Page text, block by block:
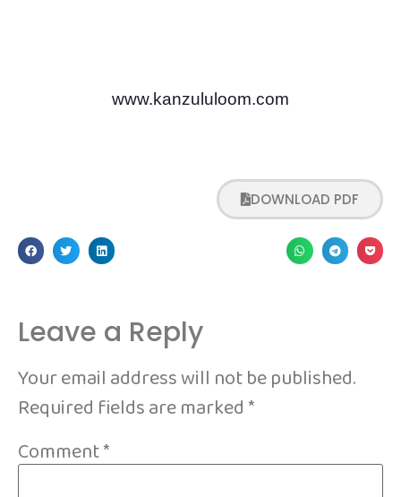
www.kanzululoom.com
DOWNLOAD PDF
Leave a Reply
Your email address will not be published.
Required fields are marked*
Comment*